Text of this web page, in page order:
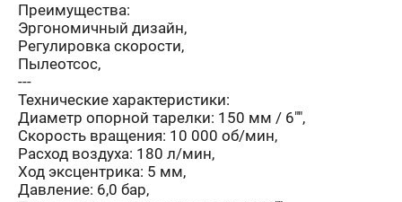
Преимущества:
Эргономичный дизайн,
Регулировка скорости,
Пылеотсос,
---
Технические характеристики:
Диаметр опорной тарелки: 150 мм / 6"",
Скорость вращения: 10 000 об/мин,
Расход воздуха: 180 л/мин,
Ход эксцентрика: 5 мм,
Давление: 6,0 бар,